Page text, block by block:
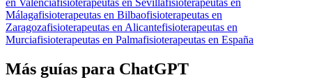
Málagafisioterapeutas en Bilbaofisioterapeutas en
Zaragozafisioterapeutas en Alicantefisioterapeutas en
Murciafisioterapeutas en Palmafisioterapeutas en España
Más guías para ChatGPT